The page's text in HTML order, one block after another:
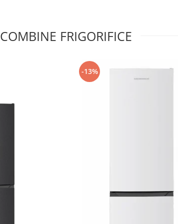
COMBINE FRIGORIFICE
-13%